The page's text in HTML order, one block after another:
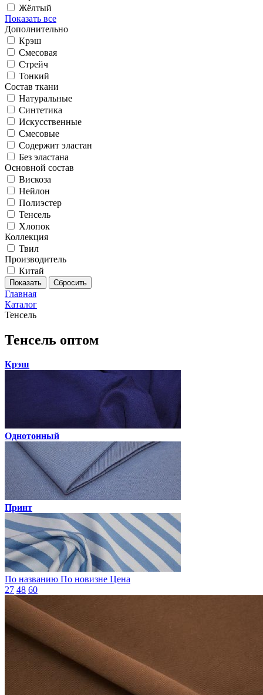
Жёлтый
Показать все
Дополнительно
Крэш
Смесовая
Стрейч
Тонкий
Состав ткани
Натуральные
Синтетика
Искусственные
Смесовые
Содержит эластан
Без эластана
Основной состав
Вискоза
Нейлон
Полиэстер
Тенсель
Хлопок
Коллекция
Твил
Производитель
Китай
Главная
Каталог
Тенсель
Тенсель оптом
Крэш
Однотонный
Принт
По названию По новизне Цена
27 48 60